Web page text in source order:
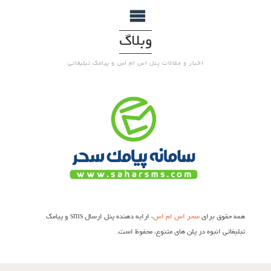
وبلاگ
اخبار و مقالات پنل اس ام اس و پیامک تبلیغاتی
همه حقوق برایسحر اس ام اس
، ارایه دهنده پنل ارسال sms و پیامک
تبلیغاتی انبوه در پلن های متنوع، محفوظ است.